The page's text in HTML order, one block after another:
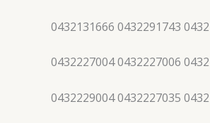
0432131666 0432291743
0432227004 0432227006
0432229004 0432227035